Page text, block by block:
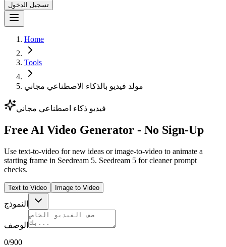
تسجيل الدخول
Home
Tools
مولد فيديو بالذكاء الاصطناعي مجاني
فيديو ذكاء اصطناعي مجاني
Free AI Video Generator - No Sign-Up
Use text-to-video for new ideas or image-to-video to animate a
starting frame in Seedream 5. Seedream 5 for cleaner prompt
checks.
Text to Video Image to Video
النموذج
الوصف
0/900